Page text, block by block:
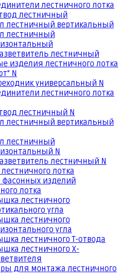
лестничного лотка
лестничный
лестничный вертикальный
лестничный
лестничный
изделия лестничного лотка
N
универсальный N
лестничного лотка
лестничный N
лестничный вертикальный
лестничный
N
лестничный N
лотка
изделий
лотка
лестничного
угла
лестничного
угла
лестничного Т-отвода
лестничного Х-
для монтажа лестничного